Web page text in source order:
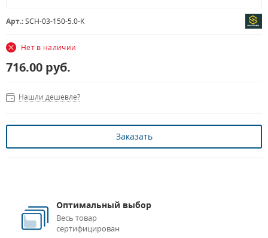
Арт.:SCH-03-150-5.0-K
Нет в наличии
716.00 руб.
Нашли дешевле?
Заказать
Оптимальный выбор
Весь товар
сертифицирован